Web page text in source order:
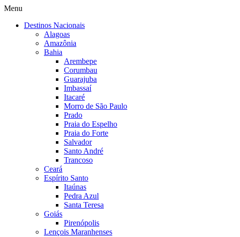
Menu
Destinos Nacionais
Alagoas
Amazônia
Bahia
Arembepe
Corumbau
Guarajuba
Imbassaí
Itacaré
Morro de São Paulo
Prado
Praia do Espelho
Praia do Forte
Salvador
Santo André
Trancoso
Ceará
Espírito Santo
Itaúnas
Pedra Azul
Santa Teresa
Goiás
Pirenópolis
Lençois Maranhenses